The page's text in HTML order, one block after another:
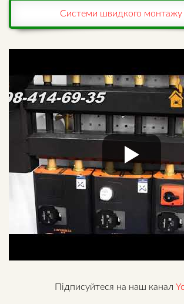
Системи швидкого
Підписуйтеся на наш канал